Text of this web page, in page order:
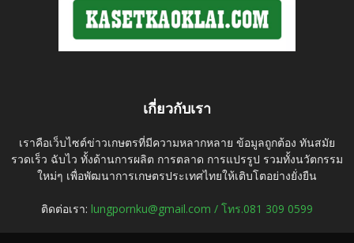
เกี่ยวกับเรา
เราคือเว็บไซต์ข่าวเกษตรที่มีความหลากหลาย ข้อมูลถูกต้อง ทันสมัย
รวดเร็ว ฉับไว ทั้งด้านการผลิต การตลาด การแปรรูป รวมทั้งนวัตกรรม
ใหม่ๆ เพื่อพัฒนาการเกษตรประเทศไทยให้เติบโตอย่างยั่งยืน
ติดต่อเรา: lungpornku@gmail.com / โทร.081 309 0599